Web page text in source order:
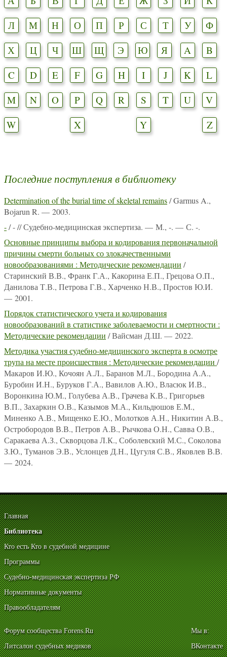
Л
М Н О П Р С Т У
Ф
Х
Ц Ч Ш Щ Э Ю Я A
B
C
D E F G H I J K
L
M
N O P Q R S T U
V
W
X Y Z
Последние поступления в библиотеку
Determination of the burial time of skeletal remains/ Garmus A.,
Bojarun R. — 2003.
-/ - // Судебно-медицинская экспертиза. — М., -. — С. -.
Основные принципы выбора и кодирования первоначальной
причины смерти больных со злокачественными
новообразованиями : Методические рекомендации /
Старинский В.В., Франк Г.А., Какорина Е.П., Грецова О.П.,
Данилова Т.В., Петрова Г.В., Харченко Н.В., Простов Ю.И.
— 2001.
Порядок статистического учета и кодирования
новообразований в статистике заболеваемости и смертности :
Методические рекомендации / Вайсман Д.Ш. — 2022.
Методика участия судебно-медицинского эксперта в осмотре
трупа на месте происшествия : Методические рекомендации /
Макаров И.Ю., Кочоян А.Л., Баранов М.Л., Бородина А.А.,
Буробин И.Н., Буруков Г.А., Вавилов А.Ю., Власюк И.В.,
Воронкина Ю.М., Голубева А.В., Грачева К.В., Григорьев
В.П., Захаркин О.В., Казымов М.А., Кильдюшов Е.М.,
Миненко А.В., Мищенко Е.Ю., Молотков А.Н., Никитин А.В.,
Остробородов В.В., Петров А.В., Рычкова О.Н., Савва О.В.,
Саракаева А.З., Скворцова Л.К., Соболевский М.С., Соколова
З.Ю., Туманов Э.В., Услонцев Д.Н., Цугуля С.В., Яковлев В.В.
— 2024.
Главная
Библиотека
Кто есть Кто в судебной медицине
Программы
Судебно-медицинская экспертиза РФ
Нормативные документы
Правообладателям
Форум сообщества Forens.Ru
Литсалон судебных медиков
Мы в:
ВКонтакте